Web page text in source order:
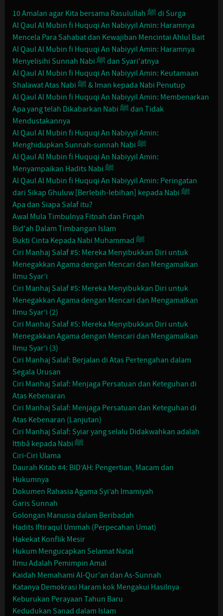
10 Amalan agar Kita bersama Rasulullah ﷺ di Surga
Al Qaul Al Mubin fi Huquqi An Nabiyyil Amin: Haramnya
Mencela Para Sahabat dan Kewajiban Mencintai Ahlul Bait
Al Qaul Al Mubin fi Huquqi An Nabiyyil Amin: Haramnya
Menyelisihi Sunnah Nabi ﷺ dan Syari'atnya
Al Qaul Al Mubin fi Huquqi An Nabiyyil Amin: Keutamaan
Shalawat Atas Nabi ﷺ & Iman kepada Nabi Penutup
Al Qaul Al Mubin fi Huquqi An Nabiyyil Amin: Membenarkan
Apa yang telah Dikabarkan Nabi ﷺ dan Tidak
Mendustakannya
Al Qaul Al Mubin fi Huquqi An Nabiyyil Amin:
Menghidupkan Sunnah-sunnah Nabi ﷺ
Al Qaul Al Mubin fi Huquqi An Nabiyyil Amin:
Menyampaikan Hadits Nabi ﷺ
Al Qaul Al Mubin fi Huquqi An Nabiyyil Amin: Peringatan
dari Sikap Ghuluw [Berlebih-lebihan] kepada Nabi ﷺ
Apa dan Siapa Salaf itu?
Awal Mula Timbulnya Fitnah dan Firqah
Bid'ah Dalam Timbangan Islam
Bukti Cinta Kepada Nabi Muhammad ﷺ
Ciri Manhaj Salaf #5: Mereka Menyibukkan Diri untuk
Menegakkan Agama dengan Mencari dan Mengamalkan
Ilmu Syar’i
Ciri Manhaj Salaf #5: Mereka Menyibukkan Diri untuk
Menegakkan Agama dengan Mencari dan Mengamalkan
Ilmu Syar’i (2)
Ciri Manhaj Salaf #5: Mereka Menyibukkan Diri untuk
Menegakkan Agama dengan Mencari dan Mengamalkan
Ilmu Syar’i (3)
Ciri Manhaj Salaf: Berjalan di Atas Pertengahan dalam
Segala Urusan
Ciri Manhaj Salaf: Menjaga Persatuan dan Keteguhan di
Atas Kebenaran
Ciri Manhaj Salaf: Menjaga Persatuan dan Keteguhan di
Atas Kebenaran (Lanjutan)
Ciri Manhaj Salaf: Syiar yang selalu Didakwahkan adalah
Ittibâ kepada Nabi ﷺ
Ciri-Ciri Ulama
Daurah Kitab #4: BID’AH: Pengertian, Macam dan
Hukumnya
Dokumen Rahasia Agama Syi’ah Imamiyah
Garis Sunnah
Golongan Manusia dalam Beribadah
Hadits Iftiraqul Ummah (Perpecahan Umat)
Hakekat Konflik Mesir
Hukum Mengucapkan Selamat Natal
Ilmu Adalah Pemimpin Amal
Kaidah Memahami Al-Qur'an dan As-Sunnah
Katanya Demokrasi Haram kok Mengakui Hasilnya
Keburukan Perayaan Tahun Baru
Kedudukan Sanad dalam Islam